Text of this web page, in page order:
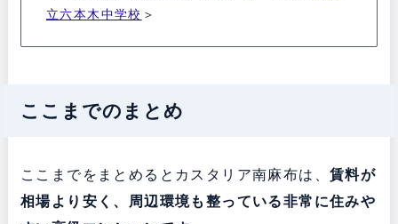
立六本木中学校 ＞
ここまでのまとめ
ここまでをまとめるとカスタリア南麻布は、 賃料が
相場より安く、周辺環境も整っている非常に住みや